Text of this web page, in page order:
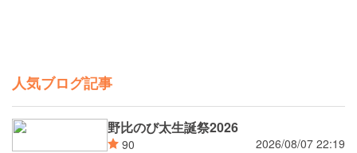
人気ブログ記事
野比のび太生誕祭2026
90 2026/08/07 22:19